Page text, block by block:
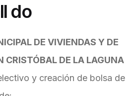
do
DE VIVIENDAS Y DE
CRISTÓBAL DE LA LAGUNA
y creación de bolsa de